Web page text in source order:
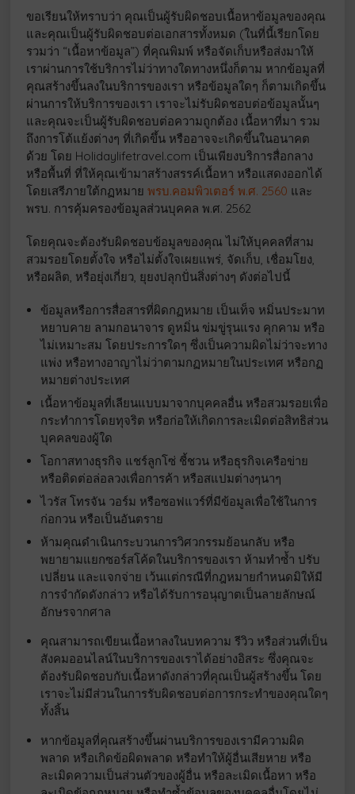
ขอเรียนให้ทราบว่า คุณเป็นผู้รับผิดชอบเนื้อหาข้อมูลของคุณ
และคุณเป็นผู้รับผิดชอบต่อเอกสารทั้งหมด (ในที่นี้เรียกโดย
รวมว่า “เนื้อหาข้อมูล”) ที่คุณพิมพ์ หรือจัดเก็บหรือส่งมาให้
เราผ่านการใช้บริการไม่ว่าทางใดทางหนึ่งก็ตาม หากข้อมูลที่
คุณสร้างขึ้นลงในบริการของเรา หรือข้อมูลใดๆ ก็ตามเกิดขึ้น
ผ่านการให้บริการของเรา เราจะไม่รับผิดชอบต่อข้อมูลนั้นๆ
และคุณจะเป็นผู้รับผิดชอบต่อความถูกต้อง เนื้อหาที่มา รวม
ถึงการโต้แย้งต่างๆ ที่เกิดขึ้น หรืออาจจะเกิดขึ้นในอนาคต
ด้วย โดย Holidaylifetravel.com เป็นเพียงบริการสื่อกลาง
หรือพื้นที่ ที่ให้คุณเข้ามาสร้างสรรค์เนื้อหา หรือแสดงออกได้
โดยเสรีภายใต้กฏหมายพรบ.คอมพิวเตอร์ พ.ศ. 2560 และ
พรบ. การคุ้มครองข้อมูลส่วนบุคคล พ.ศ. 2562
โดยคุณจะต้องรับผิดชอบข้อมูลของคุณ ไม่ให้บุคคลที่สาม
สวมรอยโดยตั้งใจ หรือไม่ตั้งใจเผยแพร่, จัดเก็บ, เชื่อมโยง,
หรือผลิต, หรือยุ่งเกี่ยว, ยุยงปลุกปั่นสิ่งต่างๆ ดังต่อไปนี้
ข้อมูลหรือการสื่อสารที่ผิดกฏหมาย เป็นเท็จ หมิ่นประมาท
หยาบคาย ลามกอนาจาร ดูหมิ่น ข่มขู่รุนแรง คุกคาม หรือ
ไม่เหมาะสม โดยประการใดๆ ซึ่งเป็นความผิดไม่ว่าจะทาง
แพ่ง หรือทางอาญาไม่ว่าตามกฏหมายในประเทศ หรือกฏ
หมายต่างประเทศ
เนื้อหาข้อมูลที่เลียนแบบมาจากบุคคลอื่น หรือสวมรอยเพื่อ
กระทำการโดยทุจริต หรือก่อให้เกิดการละเมิดต่อสิทธิส่วน
บุคคลของผู้ใด
โอกาสทางธุรกิจ แชร์ลูกโซ่ ชี้ชวน หรือธุรกิจเครือข่าย
หรือติดต่อล่อลวงเพื่อการค้า หรือสแปมต่างๆนาๆ
ไวรัส โทรจัน วอร์ม หรือซอฟแวร์ที่มีข้อมูลเพื่อใช้ในการ
ก่อกวน หรือเป็นอันตราย
ห้ามคุณดำเนินกระบวนการวิศวกรรมย้อนกลับ หรือ
พยายามแยกซอร์สโค้ดในบริการของเรา ห้ามทำซ้ำ ปรับ
เปลี่ยน และแจกจ่าย เว้นแต่กรณีที่กฎหมายกำหนดมิให้มี
การจำกัดดังกล่าว หรือได้รับการอนุญาตเป็นลายลักษณ์
อักษรจากศาล
คุณสามารถเขียนเนื้อหาลงในบทความ รีวิว หรือส่วนที่เป็น
สังคมออนไลน์ในบริการของเราได้อย่างอิสระ ซึ่งคุณจะ
ต้องรับผิดชอบกับเนื้อหาดังกล่าวที่คุณเป็นผู้สร้างขึ้น โดย
เราจะไม่มีส่วนในการรับผิดชอบต่อการกระทำของคุณใดๆ
ทั้งสิ้น
หากข้อมูลที่คุณสร้างขึ้นผ่านบริการของเรามีความผิด
พลาด หรือเกิดข้อผิดพลาด หรือทำให้ผู้อื่นเสียหาย หรือ
ละเมิดความเป็นส่วนตัวของผู้อื่น หรือละเมิดเนื้อหา หรือ